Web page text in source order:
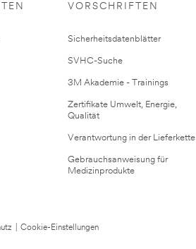
VORSCHRIFTEN
Sicherheitsdatenblätter
SVHC-Suche
3M Akademie - Trainings
Zertifikate Umwelt, Energie,
Qualität
Verantwortung in der Lieferkette
Gebrauchsanweisung für
Medizinprodukte
Cookie-Einstellungen